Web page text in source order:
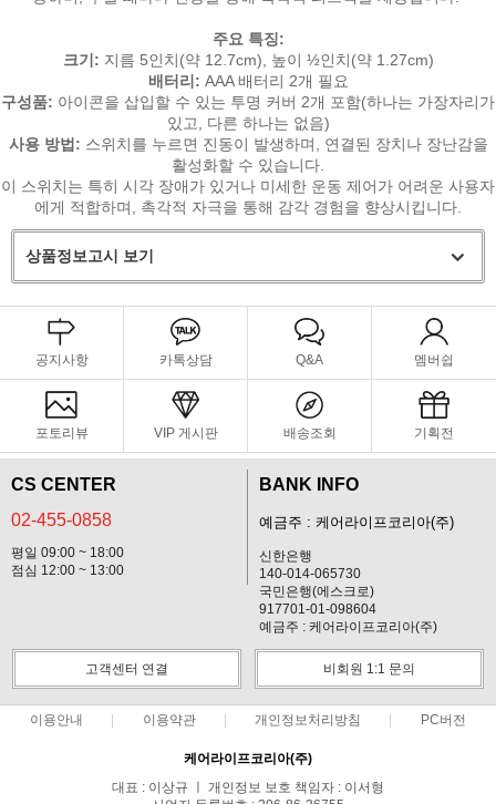
주요 특징:
크기: 지름 5인치(약 12.7cm), 높이 ½인치(약 1.27cm)
배터리: AAA 배터리 2개 필요
구성품: 아이콘을 삽입할 수 있는 투명 커버 2개 포함(하나는 가장자리가
있고, 다른 하나는 없음)
사용 방법: 스위치를 누르면 진동이 발생하며, 연결된 장치나 장난감을
활성화할 수 있습니다.
이 스위치는 특히 시각 장애가 있거나 미세한 운동 제어가 어려운 사용자
에게 적합하며, 촉각적 자극을 통해 감각 경험을 향상시킵니다.
상품정보고시 보기
공지사항 카톡상담 Q&A 멤버쉽
포토리뷰 VIP 게시판 배송조회 기획전
CS CENTER
02-455-0858
평일 09:00 ~ 18:00
점심 12:00 ~ 13:00
BANK INFO
예금주 : 케어라이프코리아(주)
신한은행
140-014-065730
국민은행(에스크로)
917701-01-098604
예금주 : 케어라이프코리아(주)
고객센터 연결 비회원 1:1 문의
이용안내 이용약관 개인정보처리방침 PC버전
케어라이프코리아(주)
대표 : 이상규 ㅣ 개인정보 보호 책임자 : 이서형